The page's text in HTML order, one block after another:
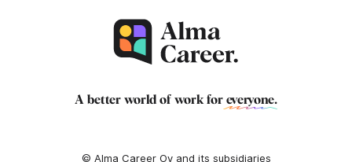
A better world of work for everyone.
© Alma Career Oy and its subsidiaries